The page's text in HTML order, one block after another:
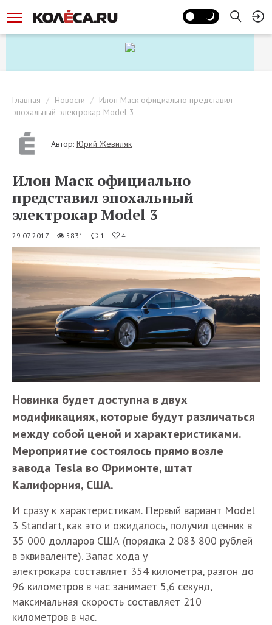
Главная Новости
Илон Маск официально представил
эпохальный электрокар Model 3
Автор: Юрий Жевиляк
Илон Маск официально
представил эпохальный
электрокар Model 3
29.07.2017 5831 1 4
Новинка будет доступна в двух
модификациях, которые будут различаться
между собой ценой и характеристиками.
Мероприятие состоялось прямо возле
завода Tesla во Фримонте, штат
Калифорния, США.
И сразу к характеристикам. Первый вариант Model
3 Standart, как это и ожидалось, получил ценник в
35 000 долларов США (порядка 2 083 800 рублей
в эквиваленте). Запас хода у
электрокара составляет 354 километра, разгон до
96 километров в час занимает 5,6 секунд,
максимальная скорость составляет 210
километров в час.